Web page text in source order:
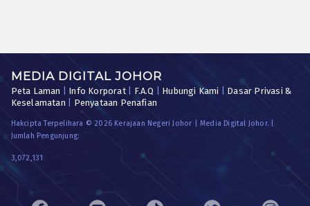
MEDIA DIGITAL JOHOR
Peta Laman Info Korporat| F.A.Q Hubungi Kami
Dasar Privasi &
Keselamatan
Penyataan Penafian
Hakcipta Terpelihara © 2026 Kerajaan Negeri Johor | Media Digital Johor. |
Jumlah Pengunjung:
3,072,131